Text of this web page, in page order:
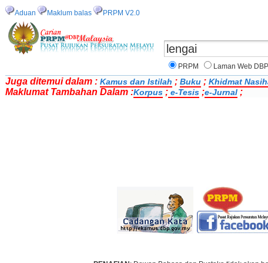
Aduan Maklum balas PRPM V2.0
PRPM
Laman Web DBP
Juga ditemui dalam : Kamus dan Istilah ; Buku ; Khidmat
Maklumat Tambahan Dalam :Korpus ; e-Tesis ;e-Jurnal ;